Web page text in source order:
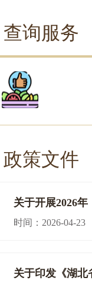
查询服务
政策文件
时间：2026-04-23